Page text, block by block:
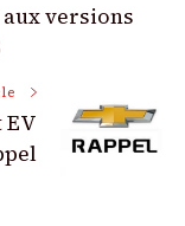
versions
EV